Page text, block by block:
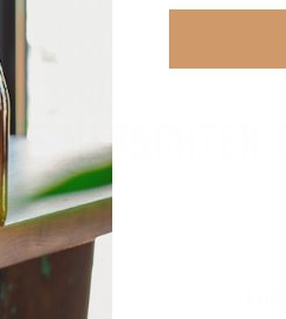
MISSCHIEN